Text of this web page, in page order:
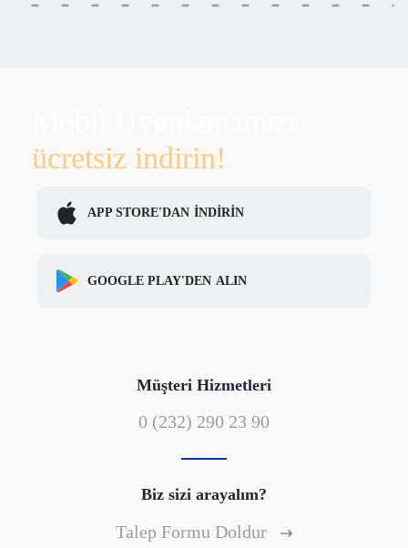
ücretsiz indirin!
APP STORE'DAN İNDİRİN
GOOGLE PLAY'DEN ALIN
Müşteri Hizmetleri
0 (232) 290 23 90
Biz sizi arayalım?
Talep Formu Doldur